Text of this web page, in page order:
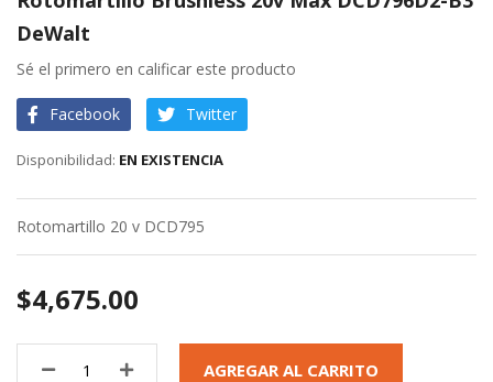
the
beginning
of
images
DeWalt
Sé el primero en calificar este producto
Facebook Twitter
EN EXISTENCIA
Rotomartillo 20 v DCD795
$4,675.00
AGREGAR AL CARRITO